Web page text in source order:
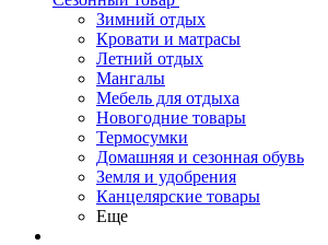
Зимний отдых
Кровати и матрасы
Летний отдых
Мангалы
Мебель для отдыха
Новогодние товары
Термосумки
Домашняя и сезонная обувь
Земля и удобрения
Канцелярские товары
Еще